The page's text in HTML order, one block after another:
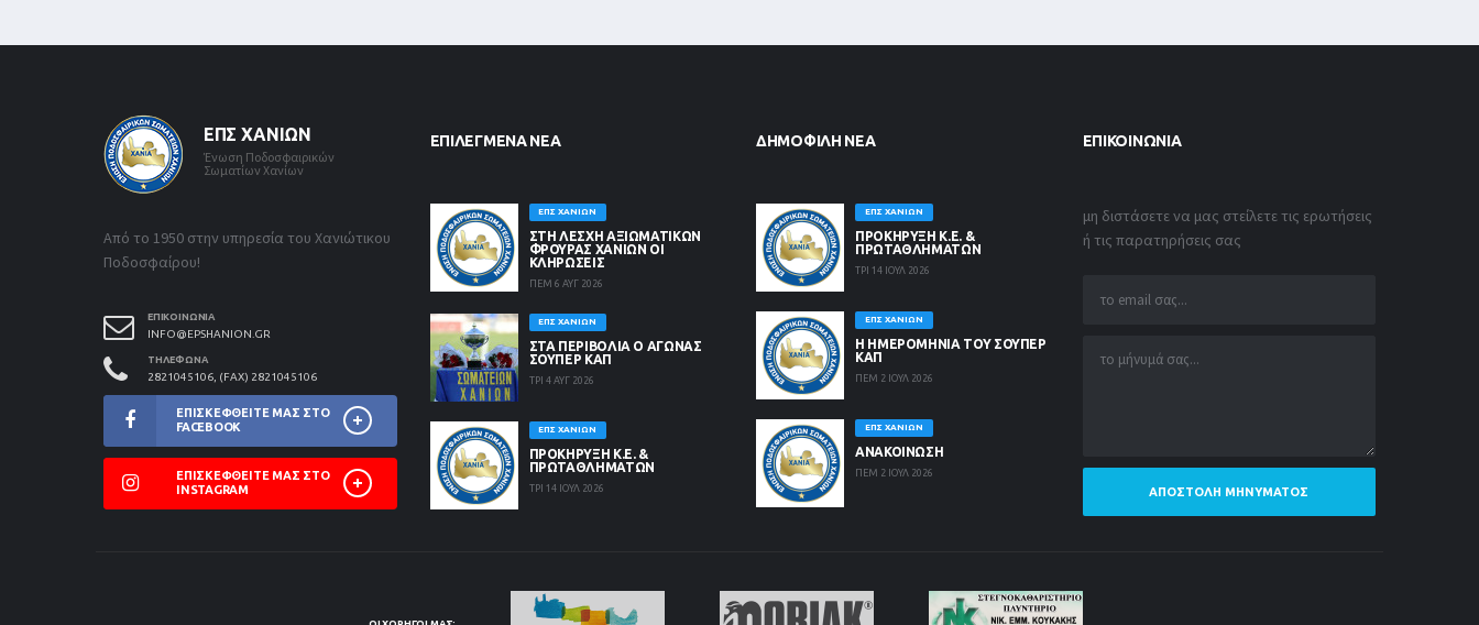
ΕΠΣ ΧΑΝΊΩΝ
Ένωση Ποδοσφαιρικών
Σωματίων Χανίων
Από το 1950 στην υπηρεσία του Χανιώτικου
Ποδοσφαίρου!
ΕΠΙΚΟΙΝΩΝΊΑ
INFO@EPSHANION.GR
ΤΗΛΈΦΩΝΑ
2821045106, (FAX) 2821045106
ΕΠΙΣΚΕΦΘΕΊΤΕ ΜΑΣ ΣΤΟ
FACEBOOK
ΕΠΙΣΚΕΦΘΕΊΤΕ ΜΑΣ ΣΤΟ
INSTAGRAM
ΕΠΙΛΕΓΜΈΝΑ ΝΈΑ
ΕΠΣ ΧΑΝΊΩΝ
ΣΤΗ ΛΈΣΧΗ ΑΞΙΩΜΑΤΙΚΏΝ
ΦΡΟΥΡΆΣ ΧΑΝΊΩΝ ΟΙ
ΚΛΗΡΏΣΕΙΣ
ΠΕΜ 6 ΑΥΓ 2026
ΕΠΣ ΧΑΝΊΩΝ
ΣΤΑ ΠΕΡΙΒΟΛΙΑ Ο ΑΓΩΝΑΣ
ΣΟΥΠΕΡ ΚΑΠ
ΤΡΙ 4 ΑΥΓ 2026
ΕΠΣ ΧΑΝΊΩΝ
ΠΡΟΚΗΡΥΞΗ Κ.Ε. &
ΠΡΩΤΑΘΛΗΜΑΤΩΝ
ΤΡΙ 14 ΙΟΥΛ 2026
ΔΗΜΟΦΙΛΉ ΝΈΑ
ΕΠΣ ΧΑΝΊΩΝ
ΠΡΟΚΗΡΥΞΗ Κ.Ε. &
ΠΡΩΤΑΘΛΗΜΑΤΩΝ
ΤΡΙ 14 ΙΟΥΛ 2026
ΕΠΣ ΧΑΝΊΩΝ
Η ΗΜΕΡΟΜΗΝΙΑ ΤΟΥ ΣΟΥΠΕΡ
ΚΑΠ
ΠΕΜ 2 ΙΟΥΛ 2026
ΕΠΣ ΧΑΝΊΩΝ
ΑΝΑΚΟΙΝΩΣΗ
ΠΕΜ 2 ΙΟΥΛ 2026
ΕΠΙΚΟΙΝΩΝΊΑ
μη διστάσετε να μας στείλετε τις ερωτήσεις
ή τις παρατηρήσεις σας
ΑΠΟΣΤΟΛΉ ΜΗΝΎΜΑΤΟΣ